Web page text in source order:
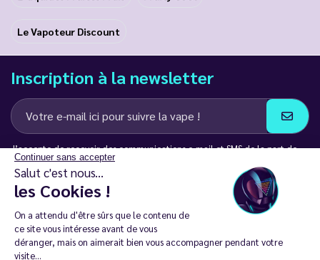
Continuer sans accepter
Salut c'est nous...
les Cookies !
On a attendu d'être sûrs que le contenu de
ce site vous intéresse avant de vous
déranger, mais on aimerait bien vous accompagner pendant votre
visite...
Le Vapoteur Discount
Inscription à la newsletter
J’accepte de recevoir des communications e-mail et SMS de la part de
LD Groupe
Restez en contact